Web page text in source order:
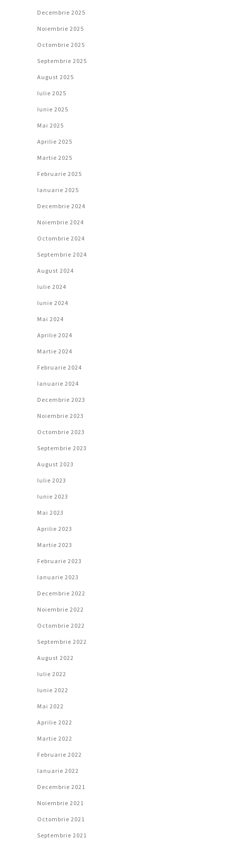
Decembrie 2025
Noiembrie 2025
Octombrie 2025
Septembrie 2025
August 2025
Iulie 2025
Iunie 2025
Mai 2025
Aprilie 2025
Martie 2025
Februarie 2025
Ianuarie 2025
Decembrie 2024
Noiembrie 2024
Octombrie 2024
Septembrie 2024
August 2024
Iulie 2024
Iunie 2024
Mai 2024
Aprilie 2024
Martie 2024
Februarie 2024
Ianuarie 2024
Decembrie 2023
Noiembrie 2023
Octombrie 2023
Septembrie 2023
August 2023
Iulie 2023
Iunie 2023
Mai 2023
Aprilie 2023
Martie 2023
Februarie 2023
Ianuarie 2023
Decembrie 2022
Noiembrie 2022
Octombrie 2022
Septembrie 2022
August 2022
Iulie 2022
Iunie 2022
Mai 2022
Aprilie 2022
Martie 2022
Februarie 2022
Ianuarie 2022
Decembrie 2021
Noiembrie 2021
Octombrie 2021
Septembrie 2021